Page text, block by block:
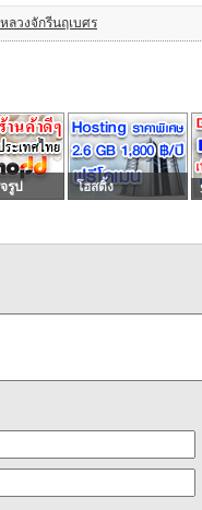
ลวงจักรีนฤเบศร
รูป โฮสติ้ง